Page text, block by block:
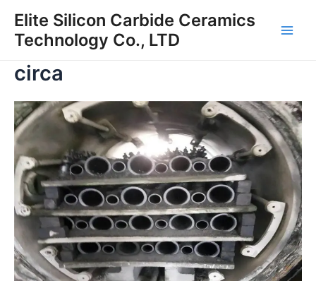
contenuto
Elite Silicon Carbide Ceramics
Technology Co., LTD
circa